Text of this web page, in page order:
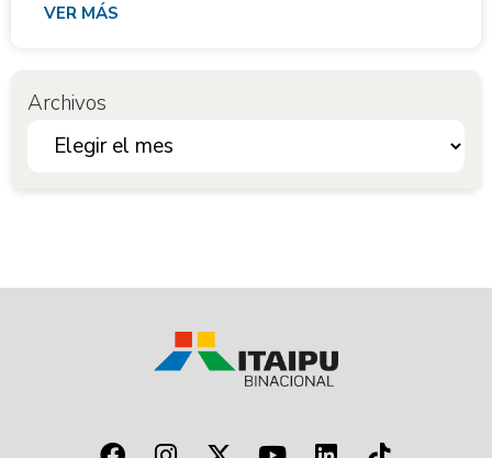
VER MÁS
Archivos